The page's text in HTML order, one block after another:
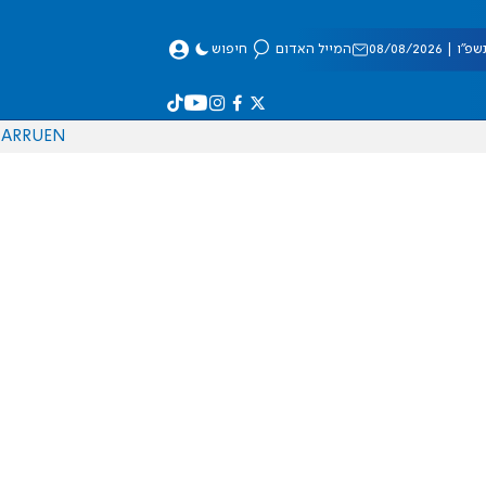
08/2026 המייל האדום חיפוש
EN
RU
AR